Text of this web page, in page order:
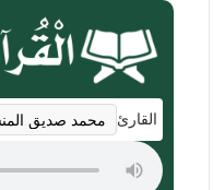
القارئ